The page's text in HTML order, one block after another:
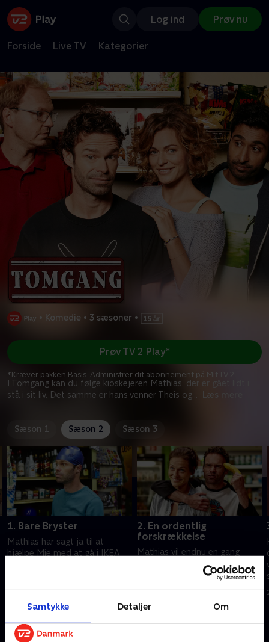
Samtykke Detaljer Om
Log ind Prøv nu
Forside Live TV Kategorier
• Komedie • 3 sæsoner •
I Tomgang kan du følge kioskejeren Mathias, der er gået lidt i
stå i sit liv. Det samme er hans venner Theis og... Læs mere
Prøv TV 2 Play*
*Kræver pakken Basis. Administrer dit abonnement på Mit TV 2.
Sæson 1 Sæson 2 Sæson 3
1. Bare Bryster
Mathias har sagt ja til at
hjælpe Mie med at gå i IKEA
13. oktober 2014 • 23 min
2. En ordentlig
forskrækkelse
Mathias vil endnu en gang
hjælpe Theis og Mie, men med
Aslans gode råd ryger han
20. oktober 2014 • 23 min
Andre så også